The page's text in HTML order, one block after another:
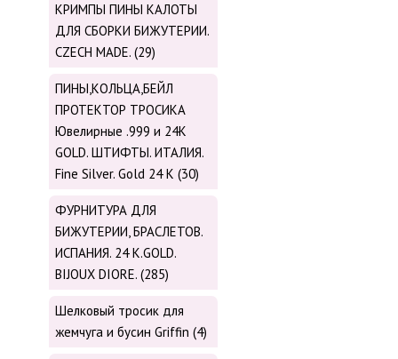
КРИМПЫ ПИНЫ КАЛОТЫ
ДЛЯ СБОРКИ БИЖУТЕРИИ.
CZECH MADE. (29)
ПИНЫ,КОЛЬЦА,БЕЙЛ
ПРОТЕКТОР ТРОСИКА
Ювелирные .999 и 24К
GOLD. ШТИФТЫ. ИТАЛИЯ.
Fine Silver. Gold 24 K (30)
ФУРНИТУРА ДЛЯ
БИЖУТЕРИИ, БРАСЛЕТОВ.
ИСПАНИЯ. 24 K.GOLD.
BIJOUX DIORE. (285)
Шелковый тросик для
жемчуга и бусин Griffin (4)